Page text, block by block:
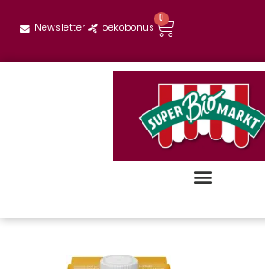
Newsletter oekobonus
0